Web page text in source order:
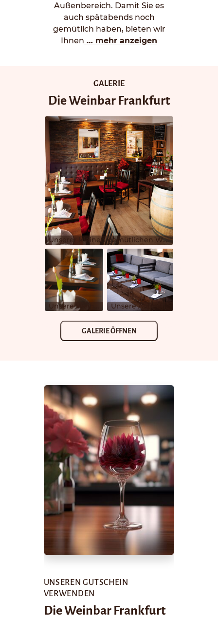
Außenbereich. Damit Sie es
auch spätabends noch
gemütlich haben, bieten wir
Ihnen … mehr anzeigen
GALERIE
Die Weinbar Frankfurt
Unserer kleinen gemütlichen Weinbar. Auch ein Käsefondue am Fass ab 2 Personen ist jederzeit auf Vorbestellung möglich.
GALERIE ÖFFNEN
UNSEREN GUTSCHEIN
VERWENDEN
Die Weinbar Frankfurt